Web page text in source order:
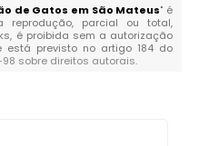
de Gatos em São Mateus" é
reprodução, parcial ou total,
é proibida sem a autorização
está previsto no artigo 184 do
98 sobre direitos autorais.